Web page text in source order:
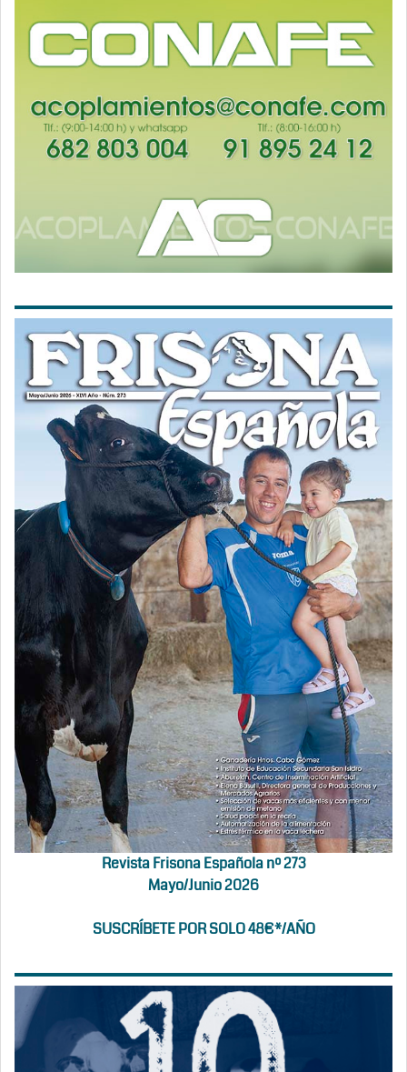
Revista Frisona Española nº 273
Mayo/Junio 2026
SUSCRÍBETE POR SOLO 48€*/AÑO